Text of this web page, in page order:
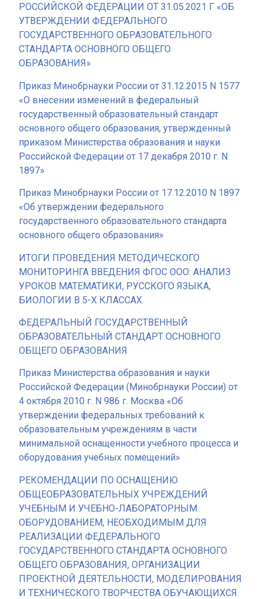
РОССИЙСКОЙ ФЕДЕРАЦИИ ОТ 31.05.2021 Г «ОБ
УТВЕРЖДЕНИИ ФЕДЕРАЛЬНОГО
ГОСУДАРСТВЕННОГО ОБРАЗОВАТЕЛЬНОГО
СТАНДАРТА ОСНОВНОГО ОБЩЕГО
ОБРАЗОВАНИЯ»
Приказ Минобрнауки России от 31.12.2015 N 1577
«О внесении изменений в федеральный
государственный образовательный стандарт
основного общего образования, утвержденный
приказом Министерства образования и науки
Российской Федерации от 17 декабря 2010 г. N
1897»
Приказ Минобрнауки России от 17.12.2010 N 1897
«Об утверждении федерального
государственного образовательного стандарта
основного общего образования»
ИТОГИ ПРОВЕДЕНИЯ МЕТОДИЧЕСКОГО
МОНИТОРИНГА ВВЕДЕНИЯ ФГОС ООО: АНАЛИЗ
УРОКОВ МАТЕМАТИКИ, РУССКОГО ЯЗЫКА,
БИОЛОГИИ В 5-Х КЛАССАХ.
ФЕДЕРАЛЬНЫЙ ГОСУДАРСТВЕННЫЙ
ОБРАЗОВАТЕЛЬНЫЙ СТАНДАРТ ОСНОВНОГО
ОБЩЕГО ОБРАЗОВАНИЯ
Приказ Министерства образования и науки
Российской Федерации (Минобрнауки России) от
4 октября 2010 г. N 986 г. Москва «Об
утверждении федеральных требований к
образовательным учреждениям в части
минимальной оснащенности учебного процесса и
оборудования учебных помещений»
РЕКОМЕНДАЦИИ ПО ОСНАЩЕНИЮ
ОБЩЕОБРАЗОВАТЕЛЬНЫХ УЧРЕЖДЕНИЙ
УЧЕБНЫМ И УЧЕБНО-ЛАБОРАТОРНЫМ
ОБОРУДОВАНИЕМ, НЕОБХОДИМЫМ ДЛЯ
РЕАЛИЗАЦИИ ФЕДЕРАЛЬНОГО
ГОСУДАРСТВЕННОГО СТАНДАРТА ОСНОВНОГО
ОБЩЕГО ОБРАЗОВАНИЯ, ОРГАНИЗАЦИИ
ПРОЕКТНОЙ ДЕЯТЕЛЬНОСТИ, МОДЕЛИРОВАНИЯ
И ТЕХНИЧЕСКОГО ТВОРЧЕСТВА ОБУЧАЮЩИХСЯ.